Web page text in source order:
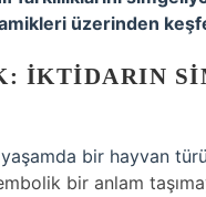
üzerinden
İKTIDARIN
bir hayvan
bir anlam